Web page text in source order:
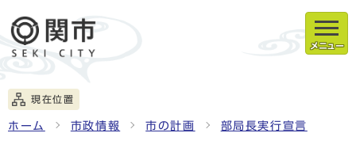
メニュー
現在位置
ホーム 市政情報 市の計画 部局長実行宣言